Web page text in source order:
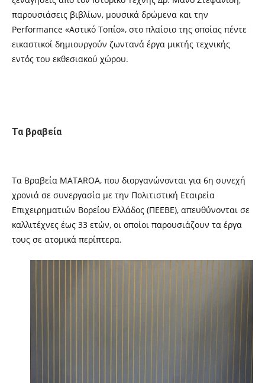
παρουσιάσεις βιβλίων, μουσικά δρώμενα και την
Performance «Αστικό Τοπίο», στο πλαίσιο της οποίας πέντε
εικαστικοί δημιουργούν ζωντανά έργα μικτής τεχνικής
εντός του εκθεσιακού χώρου.
Τα βραβεία
Τα Βραβεία MATAROA, που διοργανώνονται για 6η συνεχή
χρονιά σε συνεργασία με την Πολιτιστική Εταιρεία
Επιχειρηματιών Βορείου Ελλάδος (ΠΕΕΒΕ), απευθύνονται σε
καλλιτέχνες έως 33 ετών, οι οποίοι παρουσιάζουν τα έργα
τους σε ατομικά περίπτερα.